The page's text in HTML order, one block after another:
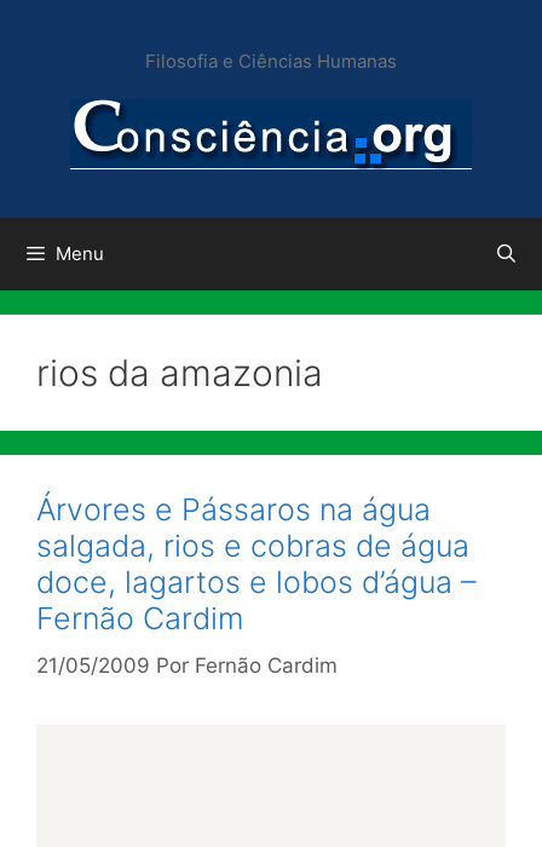
conteúdo
Filosofia e Ciências Humanas
Menu
rios da amazonia
Árvores e Pássaros na água
salgada, rios e cobras de água
doce, lagartos e lobos d’água –
Fernão Cardim
21/05/2009 Por Fernão Cardim